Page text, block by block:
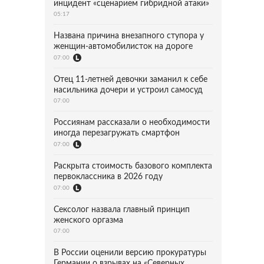
инцидент «сценарием гибридной атаки»
05:17
Названа причина внезапного ступора у
женщин-автомобилисток на дороге
07:00
Отец 11-летней девочки заманил к себе
насильника дочери и устроил самосуд
07:00
Россиянам рассказали о необходимости
иногда перезагружать смартфон
07:00
Раскрыта стоимость базового комплекта
первоклассника в 2026 году
07:00
Сексолог назвала главный принцип
женского оргазма
07:00
В России оценили версию прокуратуры